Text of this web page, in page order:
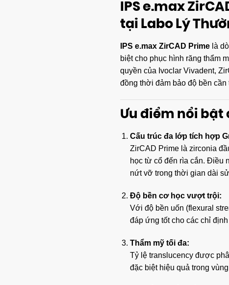
IPS e.max
tại Labo Lý
IPS e.max ZirCAD Primelà
biệt cho phục hình răng thẩm
quyền của Ivoclar Vivadent,
đồng thời đảm bảo độ bền
Ưu điểm nổi bật
Cấu trúc đa lớp tích hợp
ZirCAD Prime là zirconia
học từ cổ đến rìa cắn. Điều
nứt vỡ trong thời gian dài
Độ bền cơ học vượt trội:
Với độ bền uốn (flexural
đáp ứng tốt cho các chỉ
Thẩm mỹ tối đa:
Tỷ lệ translucency được
đặc biệt hiệu quả trong